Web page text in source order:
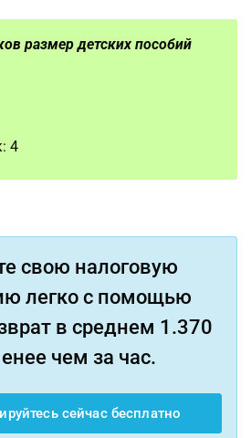
размер детских пособий
4
свою налоговую
легко с помощью
в среднем 1.370
чем за час.
сейчас бесплатно